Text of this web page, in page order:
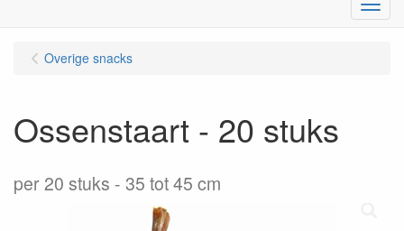
Menu
Overige snacks
Ossenstaart - 20 stuks
per 20 stuks 35 tot 45 cm